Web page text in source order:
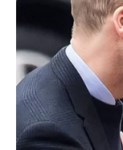
19:05 / 06 Avqust